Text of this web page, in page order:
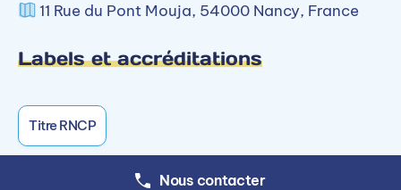
11 Rue du Pont Mouja, 54000 Nancy, France
Labels et accréditations
Titre RNCP
Nous contacter